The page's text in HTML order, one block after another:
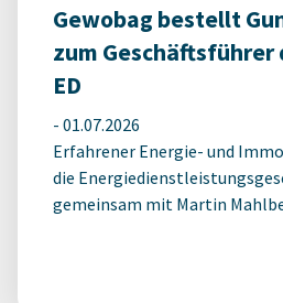
Gewobag bestellt
zum Geschäftsführer
ED
- 01.07.2026
Erfahrener Energie- und
die
gemeinsam mit Martin